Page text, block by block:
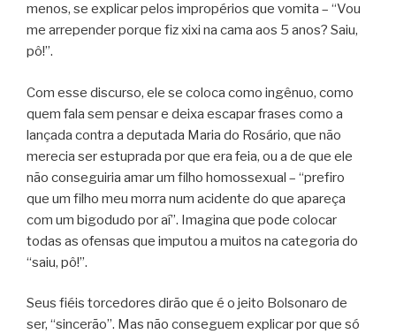
menos, se explicar pelos impropérios que vomita – “Vou
me arrepender porque fiz xixi na cama aos 5 anos? Saiu,
pô!”.
Com esse discurso, ele se coloca como ingênuo, como
quem fala sem pensar e deixa escapar frases como a
lançada contra a deputada Maria do Rosário, que não
merecia ser estuprada por que era feia, ou a de que ele
não conseguiria amar um filho homossexual – “prefiro
que um filho meu morra num acidente do que apareça
com um bigodudo por aí”. Imagina que pode colocar
todas as ofensas que imputou a muitos na categoria do
“saiu, pô!”.
Seus fiéis torcedores dirão que é o jeito Bolsonaro de
ser, “sincerão”. Mas não conseguem explicar por que só